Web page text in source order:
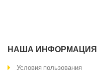
НАША ИНФОРМАЦИЯ
Условия пользования